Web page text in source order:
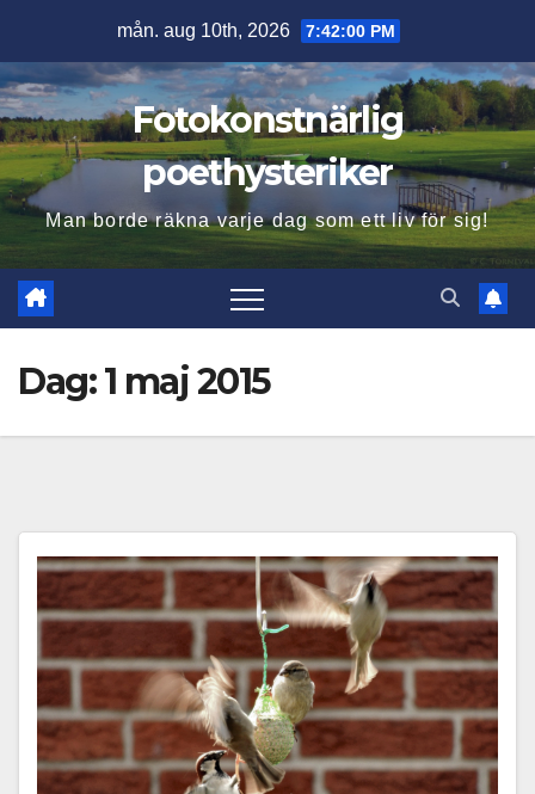
innehåll
mån. aug 10th, 2026 7:42:01 PM
Fotokonstnärlig
poethysteriker
Man borde räkna varje dag som ett liv för sig!
Dag:1 maj 2015